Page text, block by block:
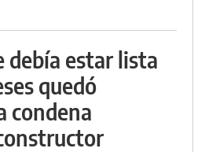
debía estar lista
quedó
condena